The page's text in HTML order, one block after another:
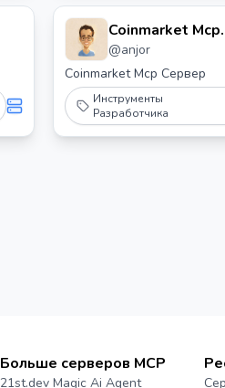
Coinmarket Mcp
Сервер
@anjor
Coinmarket Mcp Сервер
Инструменты
Разработчика
Больше серверов MCP
21st.dev Magic Ai Agent